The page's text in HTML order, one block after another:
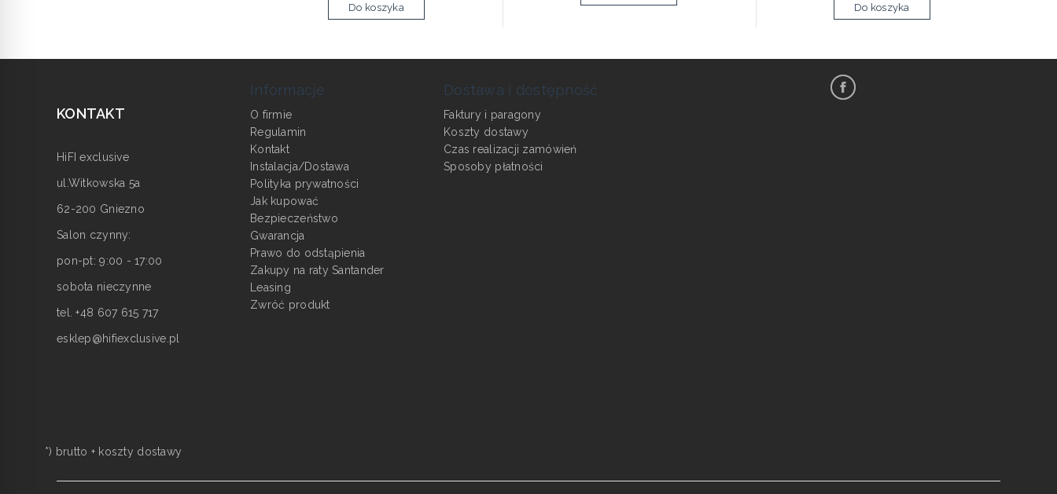
Do koszyka Do koszyka
KONTAKT
HiFI exclusive
ul.Witkowska 5a
62-200 Gniezno
Salon czynny:
pon-pt: 9:00 - 17:00
sobota nieczynne
tel. +48 607 615 717
esklep@hifiexclusive.pl
Informacje
O firmie
Regulamin
Kontakt
Instalacja/Dostawa
Polityka prywatności
Jak kupować
Bezpieczeństwo
Gwarancja
Prawo do odstąpienia
Zakupy na raty Santander
Leasing
Zwróć produkt
Dostawa i dostępność
Faktury i paragony
Koszty dostawy
Czas realizacji zamówień
Sposoby płatności
*) brutto + koszty dostawy